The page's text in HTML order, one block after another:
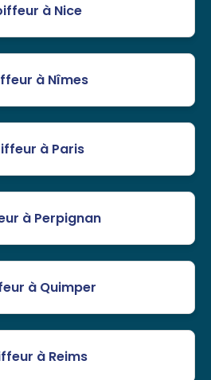
à Nice
à Nîmes
à Paris
à Perpignan
à Quimper
à Reims